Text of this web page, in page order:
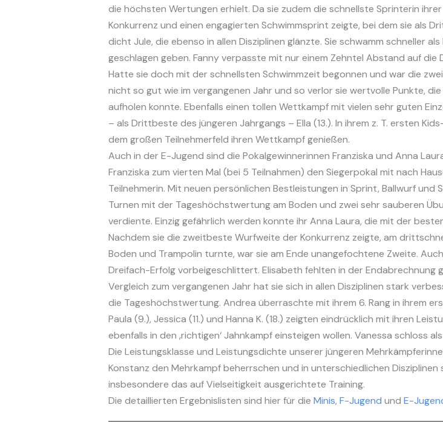
die höchsten Wertungen erhielt. Da sie zudem die schnellste Sprinterin
Konkurrenz und einen engagierten Schwimmsprint zeigte, bei dem sie als
dicht Jule, die ebenso in allen Disziplinen glänzte. Sie schwamm schneller
geschlagen geben. Fanny verpasste mit nur einem Zehntel Abstand auf
Hatte sie doch mit der schnellsten Schwimmzeit begonnen und war die
nicht so gut wie im vergangenen Jahr und so verlor sie wertvolle Punkte,
aufholen konnte. Ebenfalls einen tollen Wettkampf mit vielen sehr guten
– als Drittbeste des jüngeren Jahrgangs – Ella (13.). In ihrem z. T. ersten
dem großen Teilnehmerfeld ihren Wettkampf genießen.
Auch in der E-Jugend sind die Pokalgewinnerinnen Franziska und Anna
Franziska zum vierten Mal (bei 5 Teilnahmen) den Siegerpokal mit nach
Teilnehmerin. Mit neuen persönlichen Bestleistungen in Sprint, Ballwurf
Turnen mit der Tageshöchstwertung am Boden und zwei sehr sauberen
verdiente. Einzig gefährlich werden konnte ihr Anna Laura, die mit der
Nachdem sie die zweitbeste Wurfweite der Konkurrenz zeigte, am
Boden und Trampolin turnte, war sie am Ende unangefochtene Zweite.
Dreifach-Erfolg vorbeigeschlittert. Elisabeth fehlten in der Endabrechnung
Vergleich zum vergangenen Jahr hat sie sich in allen Disziplinen stark
die Tageshöchstwertung. Andrea überraschte mit ihrem 6. Rang in ihrem
Paula (9.), Jessica (11.) und Hanna K. (18.) zeigten eindrücklich mit ihren
ebenfalls in den ‚richtigen‘ Jahnkampf einsteigen wollen. Vanessa schloss
Die Leistungsklasse und Leistungsdichte unserer jüngeren
Konstanz den Mehrkampf beherrschen und in unterschiedlichen
insbesondere das auf Vielseitigkeit ausgerichtete Training.
Die detaillierten Ergebnislisten sind hier für die Minis, F-Jugend und E-